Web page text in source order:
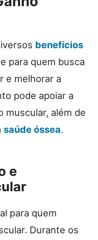
benefícios
para quem busca
e melhorar a
pode apoiar a
muscular, além de
saúde óssea.
e
para quem
Durante os